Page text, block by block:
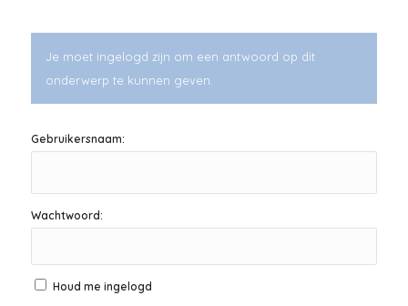
Je moet ingelogd zijn om een antwoord op dit
onderwerp te kunnen geven.
Gebruikersnaam:
Wachtwoord:
Houd me ingelogd